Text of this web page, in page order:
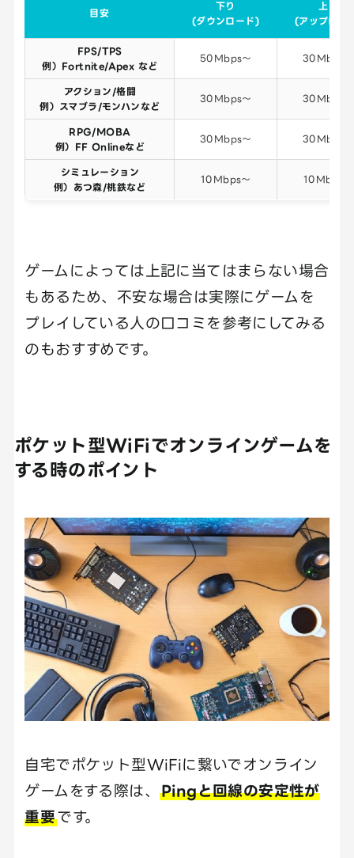
目安
下り
(ダウンロード)
上り
(アップロー
FPS/TPS
例）Fortnite/Apex など
50Mbps～ 30Mbps～
アクション/格闘
例）スマブラ/モンハンなど
30Mbps～ 30Mbps～
RPG/MOBA
例）FF Onlineなど
30Mbps～ 30Mbps～
シミュレーション
例）あつ森/桃鉄など
10Mbps～ 10Mbps～
ゲームによっては上記に当てはまらない場合
もあるため、不安な場合は実際にゲームを
プレイしている人の口コミを参考にしてみる
のもおすすめです。
ポケット型WiFiでオンラインゲームを
する時のポイント
自宅でポケット型WiFiに繋いでオンライン
ゲームをする際は、 Pingと回線の安定性が
重要です。